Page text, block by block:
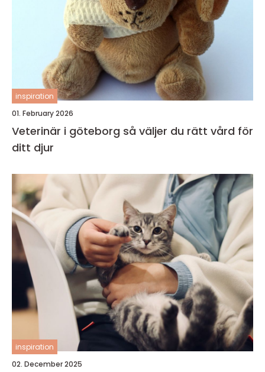
inspiration
01. February 2026
Veterinär i göteborg så väljer du rätt vård för
ditt djur
inspiration
02. December 2025